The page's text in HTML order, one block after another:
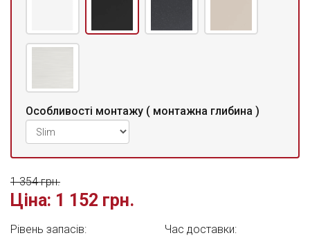
Особливості монтажу ( монтажна глибина )
Ціна: 1 152 грн.
1 354 грн.
Рівень запасів: Час доставки: